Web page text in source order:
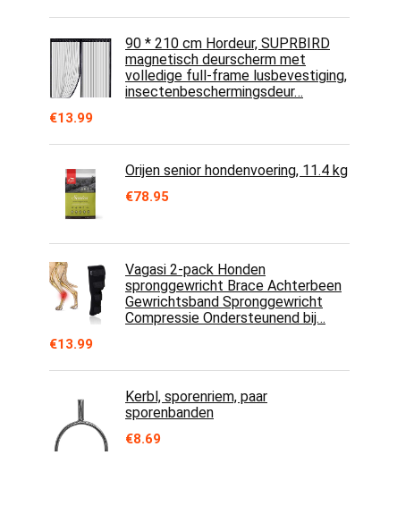
90 * 210 cm Hordeur, SUPRBIRD
magnetisch deurscherm met
volledige full-frame lusbevestiging,
insectenbeschermingsdeur…
€13.99
Orijen senior hondenvoering, 11.4 kg
€78.95
Vagasi 2-pack Honden
spronggewricht Brace Achterbeen
Gewrichtsband Spronggewricht
Compressie Ondersteunend bij…
€13.99
Kerbl, sporenriem, paar
sporenbanden
€8.69